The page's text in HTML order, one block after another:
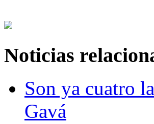
Noticias
Son ya cuatro
Gavá